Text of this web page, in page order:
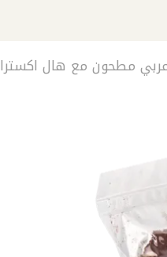
مطحون مع هال اكسترا 300غ